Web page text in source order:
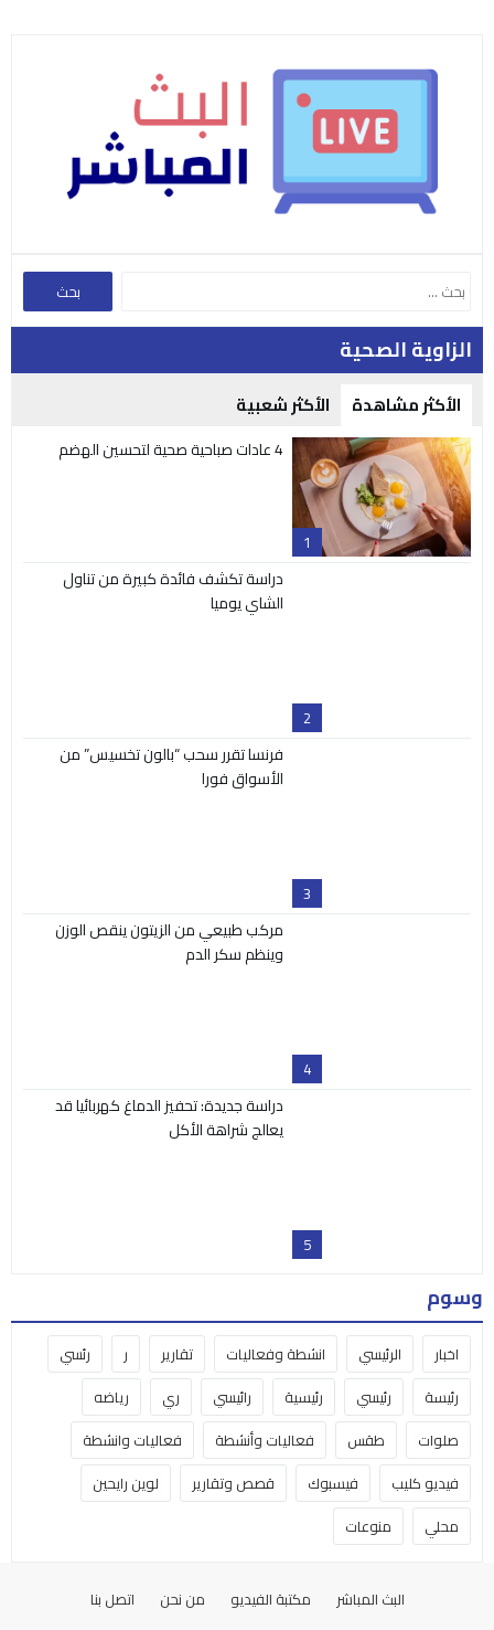
الزاوية الصحية
الأكثر مشاهدة الأكثر شعبية
1
4 عادات صباحية صحية لتحسين الهضم
2
دراسة تكشف فائدة كبيرة من تناول
الشاي يوميا
3
فرنسا تقرر سحب “بالون تخسيس” من
الأسواق فورا
4
مركب طبيعي من الزيتون ينقص الوزن
وينظم سكر الدم
5
دراسة جديدة: تحفيز الدماغ كهربائيا قد
يعالج شراهة الأكل
وسوم
اخبار الرئيسي انشطة وفعاليات تقارير ر
رئسي
رئيسة
رئيسي رئيسية رائيسي ري
رياضه
صلوات
طقس فعاليات وأنشطة
فعاليات وانشطة
فيديو كليب
فيسبوك قصص وتقارير
لوين رايحين
محلي
منوعات
البث المباشر مكتبة الفيديو من نحن اتصل بنا